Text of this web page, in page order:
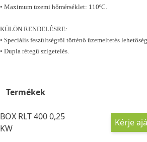
• Maximum üzemi hőmérséklet: 110ºC.
KÜLÖN RENDELÉSRE:
• Speciális feszültségről történő üzemeltetés
• Dupla rétegű szigetelés.
Termékek
BOX RLT 400 0,25
KW
Kérje